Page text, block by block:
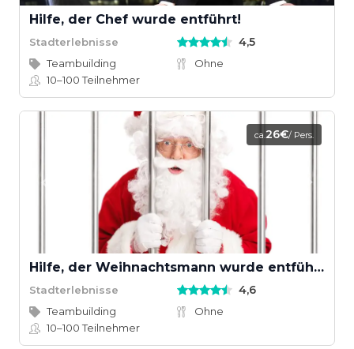
Hilfe, der Chef wurde entführt!
Stadterlebnisse 4,5
Teambuilding
Ohne
10–100Teilnehmer
ca.26€/ Pers.
Hilfe, der Weihnachtsmann wurde entführt!
Stadterlebnisse 4,6
Teambuilding
Ohne
10–100Teilnehmer